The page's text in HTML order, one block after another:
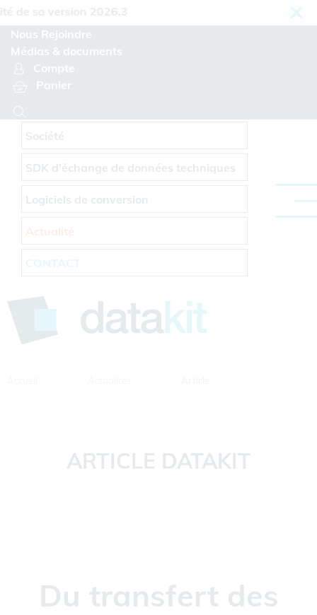
version 2026.3
Nous Rejoindre
Médias & documents
Compte
Panier
Société
SDK d'échange de données techniques
Logiciels de conversion
CONTACT
ARTICLE DATAKIT
Du transfert des
Panneau de gestion des cookies